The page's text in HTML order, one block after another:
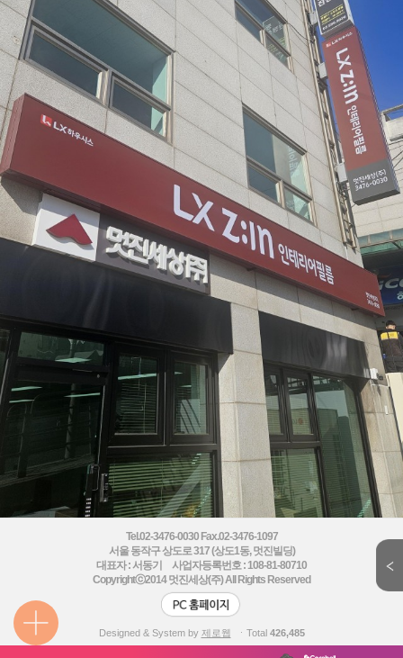
Tel.02-3476-0030 Fax.02-3476-1097
서울 동작구 상도로 317 (상도1동, 멋진빌딩)
대표자 : 서동기 사업자등록번호 : 108-81-80710
Copyrightⓒ2014멋진세상(주) All Rights Reserved
Designed & System by 제로웹 ㆍTotal 426,485